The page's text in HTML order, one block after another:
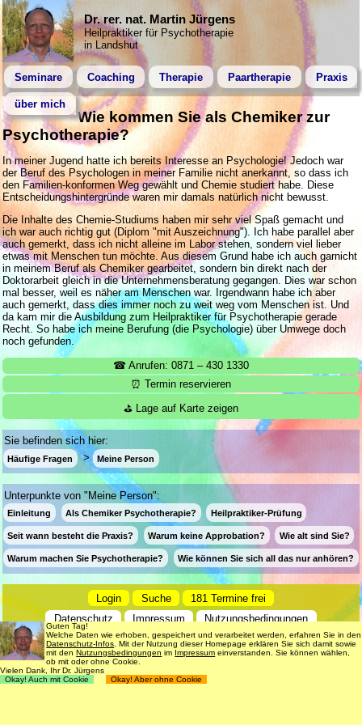
Dr. rer. nat. Martin Jürgens
Heilpraktiker für Psychotherapie
in Landshut
Seminare Coaching Therapie Paartherapie Praxis
über mich
Wie kommen Sie als Chemiker zur
Psychotherapie?
In meiner Jugend hatte ich bereits Interesse an Psychologie! Jedoch war
der Beruf des Psychologen in meiner Familie nicht anerkannt, so dass ich
den Familien-konformen Weg gewählt und Chemie studiert habe. Diese
Entscheidungshintergründe waren mir damals natürlich nicht bewusst.
Die Inhalte des Chemie-Studiums haben mir sehr viel Spaß gemacht und
ich war auch richtig gut (Diplom "mit Auszeichnung"). Ich habe parallel aber
auch gemerkt, dass ich nicht alleine im Labor stehen, sondern viel lieber
etwas mit Menschen tun möchte. Aus diesem Grund habe ich auch garnicht
in meinem Beruf als Chemiker gearbeitet, sondern bin direkt nach der
Doktorarbeit gleich in die Unternehmensberatung gegangen. Dies war schon
mal besser, weil es näher am Menschen war. Irgendwann habe ich aber
auch gemerkt, dass dies immer noch zu weit weg vom Menschen ist. Und
da kam mir die Ausbildung zum Heilpraktiker für Psychotherapie gerade
Recht. So habe ich meine Berufung (die Psychologie) über Umwege doch
noch gefunden.
☎ Anrufen: 0871 – 430 1330
⏰ Termin reservieren
⛳ Lage auf Karte zeigen
Sie befinden sich hier:
Häufige Fragen Meine Person
Unterpunkte von "Meine Person":
Einleitung Als Chemiker Psychotherapie? Heilpraktiker-Prüfung
Seit wann besteht die Praxis? Warum keine Approbation? Wie alt sind Sie?
Warum machen Sie Psychotherapie? Wie können Sie sich all das nur anhören?
Login Suche
181 Termine frei
Datenschutz
Impressum Nutzungsbedingungen
© 1998 - 2018Dr. rer. nat. Martin Jürgens. All Rights Reserved.
Guten Tag!
Welche Daten wie erhoben, gespeichert und verarbeitet werden, erfahren Sie in den
Datenschutz-Infos . Mit der Nutzung dieser Homepage erklären Sie sich damit sowie
mit denNutzungsbedingungen im Impressum einverstanden. Sie können wählen,
ob mit oder ohne Cookie.
Vielen Dank, Ihr Dr. Jürgens
Okay! Auch mit Cookie
Okay! Aber ohne Cookie